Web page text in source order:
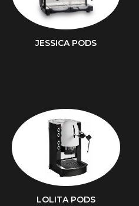
JESSICA PODS
LOLITA PODS